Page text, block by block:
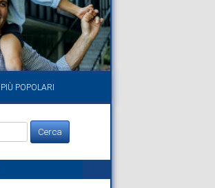
I PIÙ POPOLARI